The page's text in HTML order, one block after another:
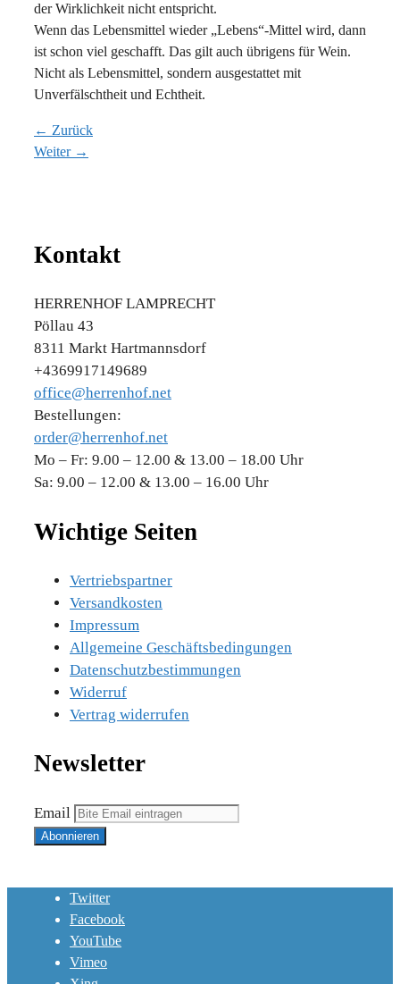
der Wirklichkeit nicht entspricht.
Wenn das Lebensmittel wieder „Lebens“-Mittel wird, dann
ist schon viel geschafft. Das gilt auch übrigens für Wein.
Nicht als Lebensmittel, sondern ausgestattet mit
Unverfälschtheit und Echtheit.
← Zurück
Weiter →
Kontakt
HERRENHOF LAMPRECHT
Pöllau 43
8311 Markt Hartmannsdorf
+4369917149689
office@herrenhof.net
Bestellungen:
order@herrenhof.net
Mo – Fr: 9.00 – 12.00 & 13.00 – 18.00 Uhr
Sa: 9.00 – 12.00 & 13.00 – 16.00 Uhr
Wichtige Seiten
Vertriebspartner
Versandkosten
Impressum
Allgemeine Geschäftsbedingungen
Datenschutzbestimmungen
Widerruf
Vertrag widerrufen
Newsletter
Email
Twitter
Facebook
YouTube
Vimeo